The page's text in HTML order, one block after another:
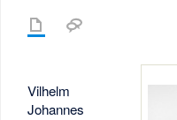
Vilhelm
Johannes